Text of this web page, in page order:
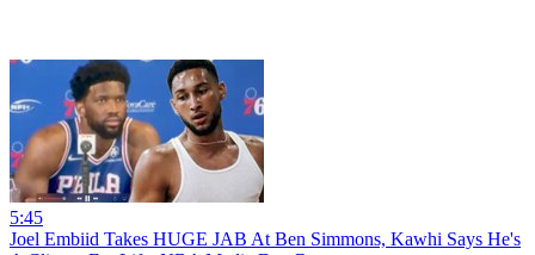
5:45
Joel Embiid Takes HUGE JAB At Ben Simmons, Kawhi Says He's